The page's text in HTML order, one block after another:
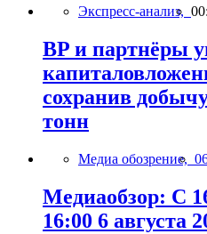
Экспресс-анализ,
BP и партнёры
сохранив
тонн
Медиа обозрение,
Медиаобзор: С
16:00 6 августа